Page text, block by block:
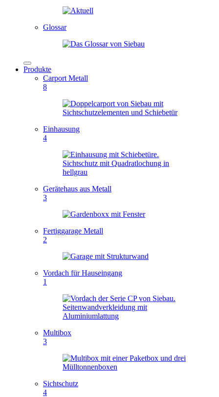
Glossar
Produkte
Carport Metall
8
Einhausung
4
Gerätehaus aus Metall
3
Fertiggarage Metall
2
Vordach für Hauseingang
1
Multibox
3
Sichtschutz
4